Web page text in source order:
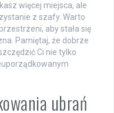
więcej miejsca, ale
z szafy. Warto
aby stała się
Pamiętaj, że dobrze
Ci nie tylko
ubrań